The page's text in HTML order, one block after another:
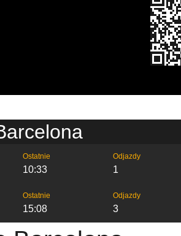
Ostatnie
10:33
Odjazdy
1
Ostatnie
15:08
Odjazdy
3